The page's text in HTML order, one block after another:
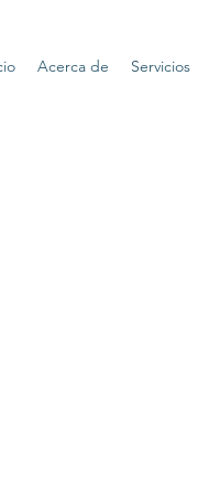
Acerca de Servicios